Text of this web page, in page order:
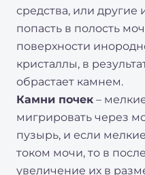
средства, или другие
попасть в полость
поверхности
кристаллы, в
обрастает камнем.
Камни почек –
мигрировать через
пузырь, и если
током мочи, то в
увеличение их в